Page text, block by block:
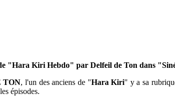
"Hara Kiri Hebdo" par Delfeil de Ton dans
TON, l'un des anciens de "Hara Kiri" y a sa
épisodes.